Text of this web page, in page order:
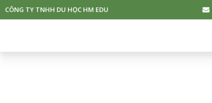
CÔNG TY TNHH DU HỌC HM EDU